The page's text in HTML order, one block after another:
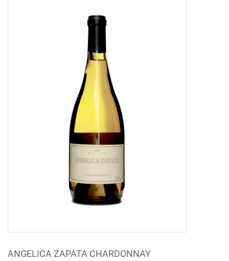
ANGELICA ZAPATA CHARDONNAY